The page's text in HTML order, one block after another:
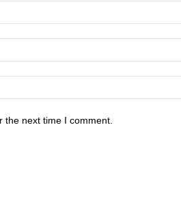
next time I comment.